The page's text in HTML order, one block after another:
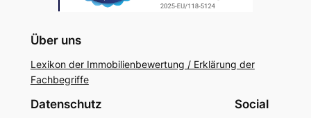
Über uns
Lexikon der Immobilienbewertung / Erklärung der
Fachbegriffe
Datenschutz Social